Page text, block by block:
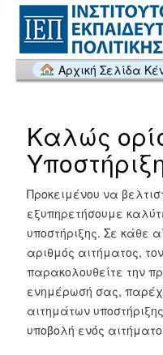
Αρχική Σελίδα
Καλώς
Προκειμένου να
εξυπηρετήσουμε
υποστήριξης. Σε κάθε
αριθμός αιτήματος,
παρακολουθείτε την
ενημέρωσή σας,
αιτημάτων
υποβολή ενός